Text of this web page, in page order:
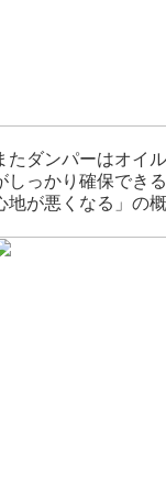
たダンパーはオイ
しっかり確保でき
地が悪くなる」の